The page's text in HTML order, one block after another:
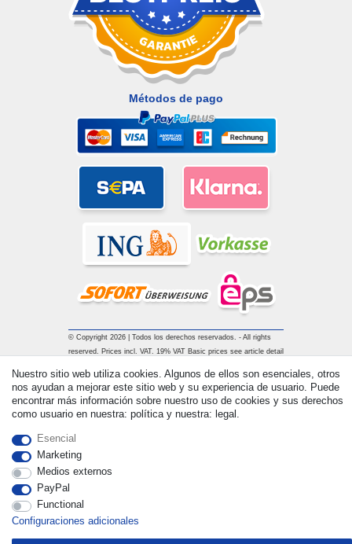
Métodos de pago
© Copyright 2026 | Todos los derechos reservados. - All rights
reserved. Prices incl. VAT. 19% VAT Basic prices see article detail
Nuestro sitio web utiliza cookies. Algunos de ellos son esenciales, otros
nos ayudan a mejorar este sitio web y su experiencia de usuario. Puede
encontrar más información sobre nuestro uso de cookies y sus derechos
como usuario en nuestra: política y nuestra: legal.
Esencial
Marketing
Medios externos
PayPal
Functional
Configuraciones adicionales
Withdraw from contract here Contacto